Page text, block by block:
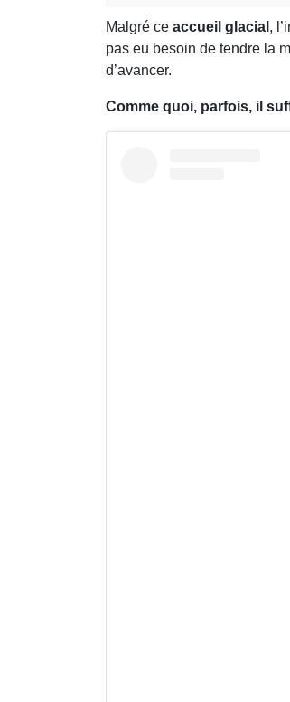
Malgré ce accueil glacial ,
pas eu besoin de tendre la
d’avancer.
Comme quoi, parfois, il